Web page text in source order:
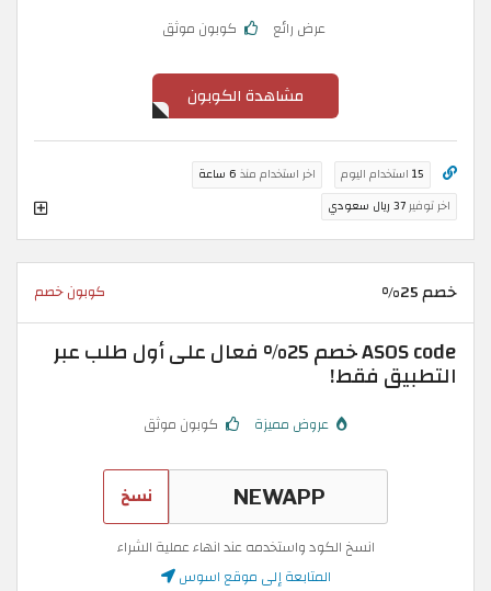
عرض رائع كوبون موثق
مشاهدة الكوبون
15 استخدام اليوم اخر استخدام منذ 6 ساعة
اخر توفير37 ريال سعودي
خصم 25% كوبون خصم
ASOS code خصم 25% فعال على أول طلب عبر
التطبيق فقط!
عروض مميزة كوبون موثق
نسخ
انسخ الكود واستخدمه عند انهاء عملية الشراء
المتابعة إلى موقع اسوس